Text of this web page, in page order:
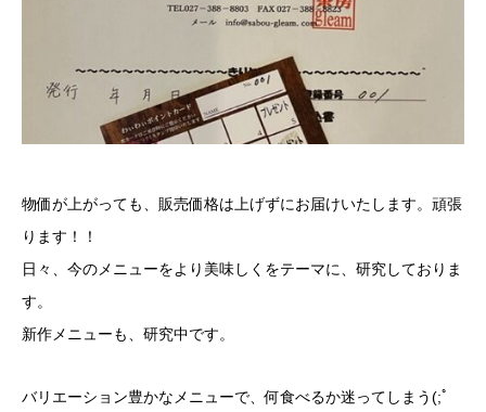
物価が上がっても、販売価格は上げずにお届けいたします。頑張
ります！！
日々、今のメニューをより美味しくをテーマに、研究しておりま
す。
新作メニューも、研究中です。
バリエーション豊かなメニューで、何食べるか迷ってしまう(;ﾟ